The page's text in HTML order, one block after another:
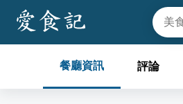
餐廳資訊 評論